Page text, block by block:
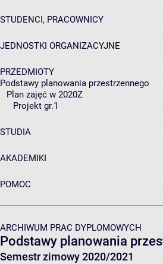
STUDENCI, PRACOWNICY
JEDNOSTKI ORGANIZACYJNE
PRZEDMIOTY
Podstawy planowania przestrzennego
Plan zajęć w 2020Z
Projekt gr.1
STUDIA
AKADEMIKI
POMOC
ARCHIWUM PRAC DYPLOMOWYCH
Podstawy planowania
Semestr zimowy 2020/2021